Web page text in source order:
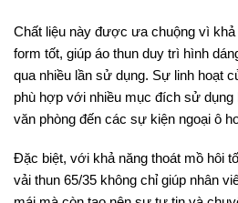
Chất liệu này được ưa chuộng vì
form tốt, giúp áo thun duy trì hình
qua nhiều lần sử dụng. Sự linh hoạt
phù hợp với nhiều mục đích sử
văn phòng đến các sự kiện ngoại ô
Đặc biệt, với khả năng thoát mồ hôi
vải thun 65/35 không chỉ giúp nhân